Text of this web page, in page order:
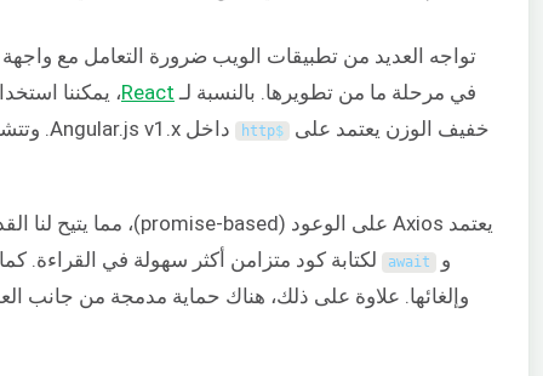
في مرحلة ما من تطويرها. بالنسبة لـ React، يمكننا
خفيف الوزن يعتمد على $
http داخل Angular.js v1.x. وتتشابه ميزاته مع ميزات
يعتمد Axios على الوعود (promise-based)، مما يتيح لنا القدرة على دمج ميزتي
و await
لكتابة كود متزامن أكثر سهولة في القراءة.
وإلغائها. علاوة على ذلك، هناك حماية مدمجة من جانب